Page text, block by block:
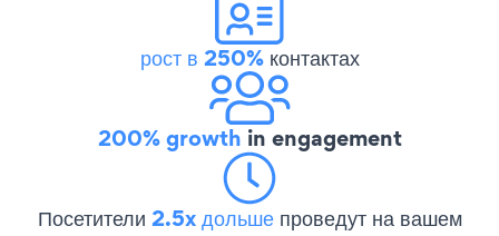
рост в 250%контактах
200% growth in engagement
Посетители 2.5x дольше проведут на вашем